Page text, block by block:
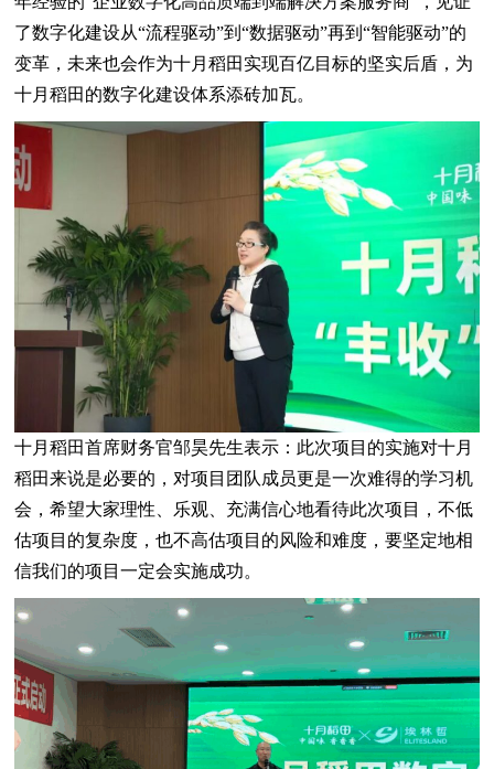
了数字化建设从“流程驱动”到“数据驱动”再到“智能驱动”的
变革，未来也会作为十月稻田实现百亿目标的坚实后盾，为
十月稻田的数字化建设体系添砖加瓦。
十月稻田首席财务官邹昊先生表示：此次项目的实施对十月
稻田来说是必要的，对项目团队成员更是一次难得的学习机
会，希望大家理性、乐观、充满信心地看待此次项目，不低
估项目的复杂度，也不高估项目的风险和难度，要坚定地相
信我们的项目一定会实施成功。